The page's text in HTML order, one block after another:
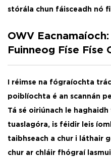
stórála chun fáisceadh nó
OWV Eacnamaíoch:
Fuinneog Físe Físe
I réimse na fógraíochta
poiblíochta é an scannán
Tá sé oiriúnach le
tuaslagóra, is féidir leis
taibhseach a chur i láthair
chur ar chláir fhógraí